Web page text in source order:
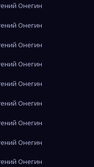
Онегин
Онегин
Онегин
Онегин
Онегин
Онегин
Онегин
Онегин
Онегин